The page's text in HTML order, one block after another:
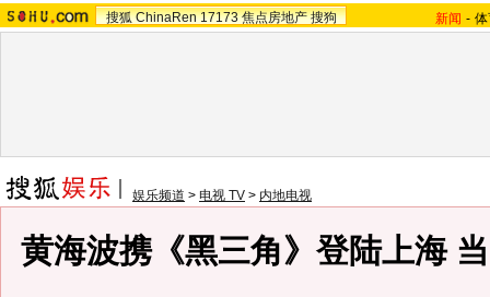
搜狐 ChinaRen 17173 焦点房地产 搜狗 新闻 -
娱乐频道 > 电视 TV > 内地电视
黄海波携《黑三角》登陆上海